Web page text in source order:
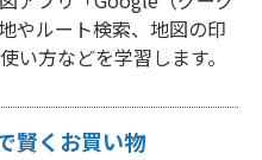
やルート検索、地図の印
い方などを学習します。
賢くお買い物